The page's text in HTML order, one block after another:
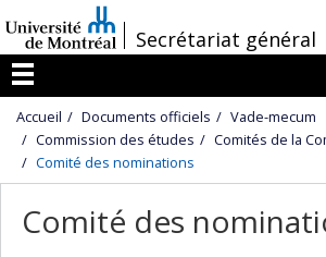
au
contenu
/
Secrétariat général
Menu
Accueil Documents officiels
Vade-mecum
Commission des études
Comités de la
Comité des nominations
Comité des